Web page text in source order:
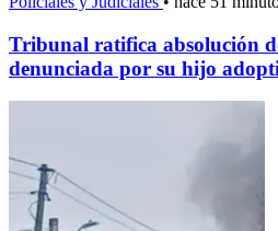
Tribunal ratifica absolución
denunciada por su hijo